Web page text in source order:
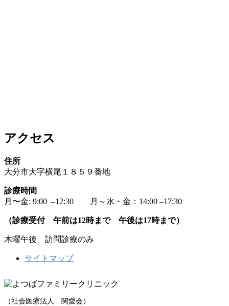
アクセス
住所
大分市大字横尾１８５９番地
診療時間
月〜金: 9:00 –12:30 月～水・金：14:00 –17:30
（診療受付 午前は12時まで 午後は17時まで）
木曜午後 訪問診療のみ
サイトマップ
（社会医療法人 関愛会）